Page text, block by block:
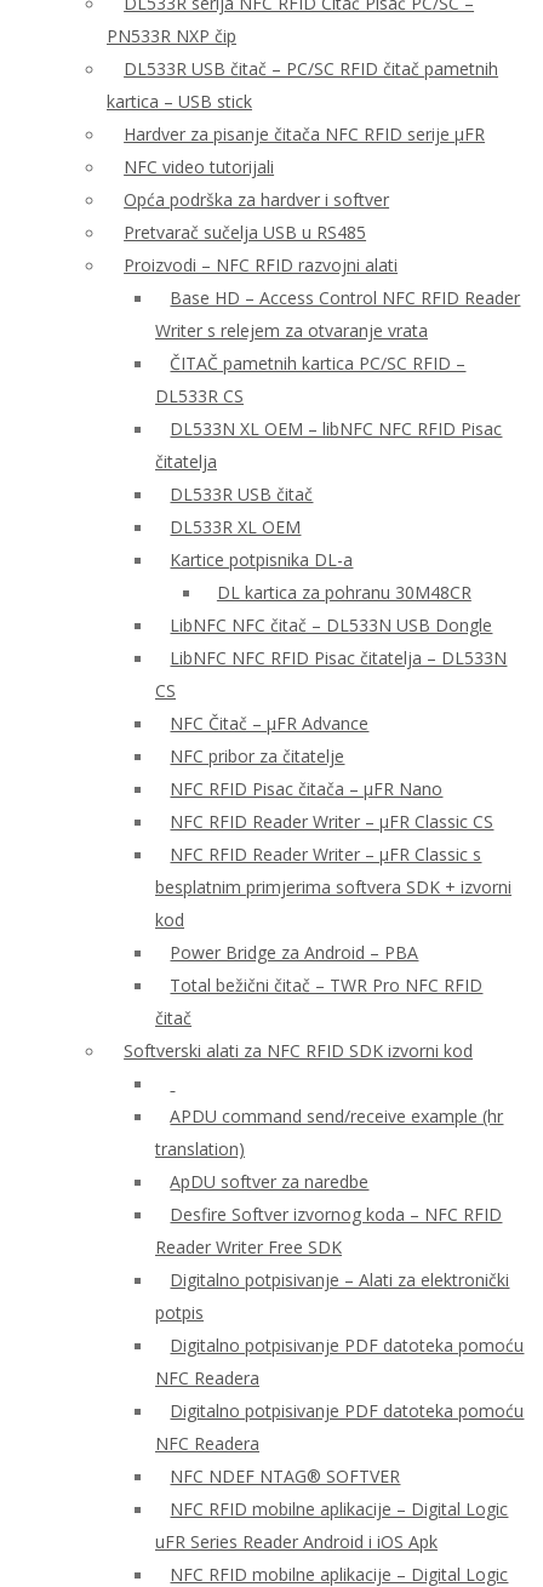
PN533R NXP čip
DL533R USB čitač – PC/SC RFID čitač pametnih
kartica – USB stick
Hardver za pisanje čitača NFC RFID serije μFR
NFC video tutorijali
Opća podrška za hardver i softver
Pretvarač sučelja USB u RS485
Proizvodi – NFC RFID razvojni alati
Base HD – Access Control NFC RFID Reader
Writer s relejem za otvaranje vrata
ČITAČ pametnih kartica PC/SC RFID –
DL533R CS
DL533N XL OEM – libNFC NFC RFID Pisac
čitatelja
DL533R USB čitač
DL533R XL OEM
Kartice potpisnika DL-a
DL kartica za pohranu 30M48CR
LibNFC NFC čitač – DL533N USB Dongle
LibNFC NFC RFID Pisac čitatelja – DL533N
CS
NFC Čitač – μFR Advance
NFC pribor za čitatelje
NFC RFID Pisac čitača – μFR Nano
NFC RFID Reader Writer – μFR Classic CS
NFC RFID Reader Writer – μFR Classic s
besplatnim primjerima softvera SDK + izvorni
kod
Power Bridge za Android – PBA
Total bežični čitač – TWR Pro NFC RFID
čitač
Softverski alati za NFC RFID SDK izvorni kod
APDU command send/receive example (hr
translation)
ApDU softver za naredbe
Desfire Softver izvornog koda – NFC RFID
Reader Writer Free SDK
Digitalno potpisivanje – Alati za elektronički
potpis
Digitalno potpisivanje PDF datoteka pomoću
NFC Readera
Digitalno potpisivanje PDF datoteka pomoću
NFC Readera
NFC NDEF NTAG® SOFTVER
NFC RFID mobilne aplikacije – Digital Logic
uFR Series Reader Android i iOS Apk
NFC RFID mobilne aplikacije – Digital Logic